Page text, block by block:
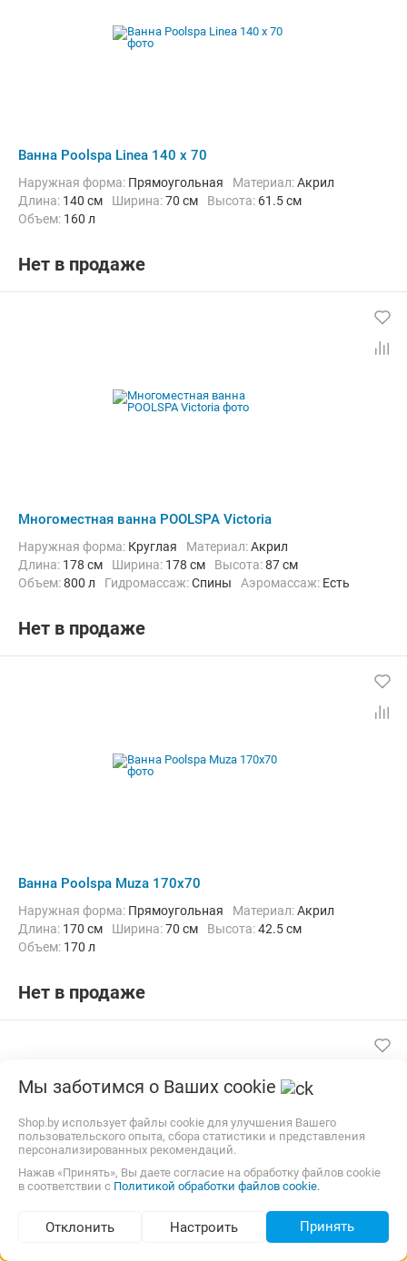
Подбор по параметрам (76)
Ванна Poolspa Linea 140 x 70
Наружная форма: Прямоугольная Материал:Акрил
Длина: 140 см Ширина:70 см Высота: 61.5 см
Объем: 160 л
Нет в продаже
Многоместная ванна POOLSPA Victoria
Наружная форма: Круглая Материал:Акрил
Длина: 178 см Ширина: 178 см Высота:87 см
Объем:800 л Гидромассаж:Спины Аэромассаж: Есть
Нет в продаже
Ванна Poolspa Muza 170x70
Наружная форма: Прямоугольная Материал:Акрил
Длина: 170 см Ширина:70 см Высота:42.5 см
Объем: 170 л
Нет в продаже
Мы заботимся о Ваших cookie
Shop.by использует файлы cookie для улучшения Вашего
пользовательского опыта, сбора статистики и представления
персонализированных рекомендаций.
Нажав «Принять», Вы даете согласие на обработку файлов cookie
в соответствии с Политикой обработки файлов cookie.
Отклонить Настроить Принять